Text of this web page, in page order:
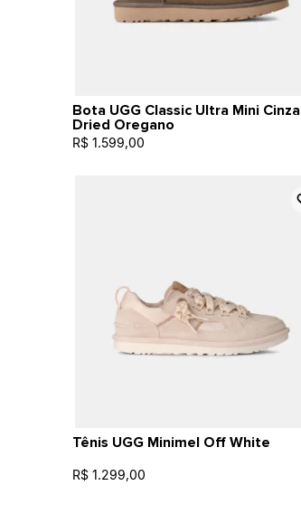
Bota UGG Classic Ultra Mini Cinza
Dried Oregano
R$ 1.599,00
Tênis UGG Minimel Off White
R$ 1.299,00